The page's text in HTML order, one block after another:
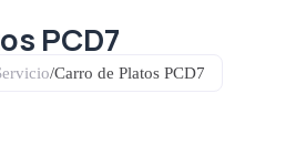
PCD7
/Carro de Platos PCD7